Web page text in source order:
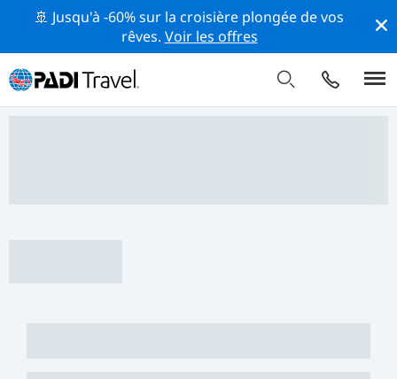
🚢 Jusqu'à -60% sur la croisière plongée de vos
rêves. Voir les offres